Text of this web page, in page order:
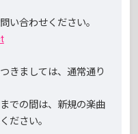
い合わせください。
きましては、通常通り
での間は、新規の楽曲
ださい。